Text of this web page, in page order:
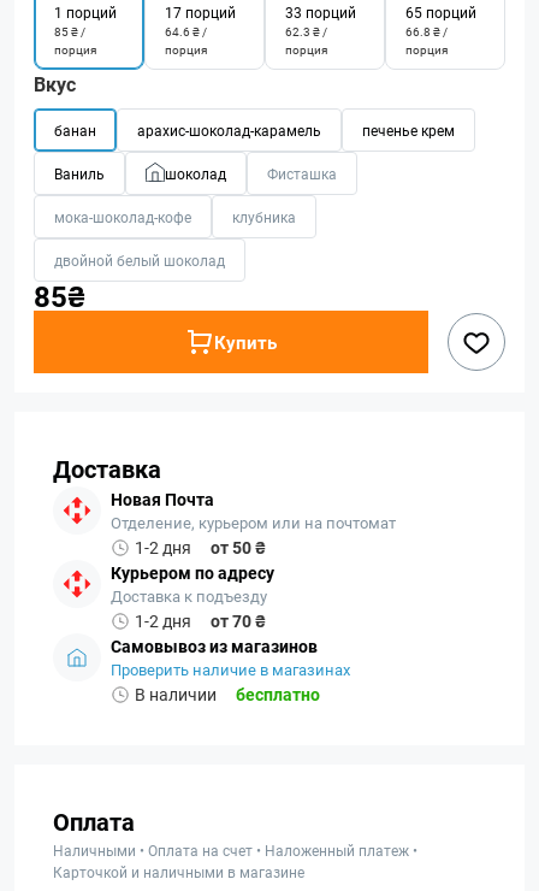
1 порций
85 ₴ /
порция
17 порций
64.6 ₴ /
порция
33 порций
62.3 ₴ /
порция
65 порций
66.8 ₴ /
порция
Вкус
банан арахис-шоколад-карамель печенье крем
Ваниль шоколад Фисташка
мока-шоколад-кофе клубника
двойной белый шоколад
85₴
Купить
Доставка
Новая Почта
Отделение, курьером или на почтомат
1-2 дня
от 50 ₴
Курьером по адресу
Доставка к подъезду
1-2 дня
от 70 ₴
Самовывоз из магазинов
Проверить наличие в магазинах
В наличии бесплатно
Оплата
Наличными • Оплата на счет • Наложенный платеж •
Карточкой и наличными в магазине